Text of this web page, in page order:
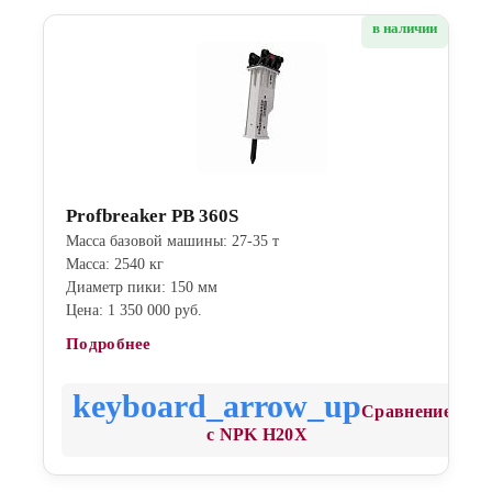
в наличии
Profbreaker PB 360S
Масса базовой машины: 27-35 т
Масса: 2540 кг
Диаметр пики: 150 мм
Цена: 1 350 000 руб.
Подробнее
Сравнение
с NPK H20X